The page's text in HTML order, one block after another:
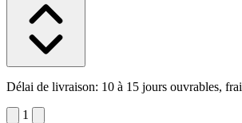
Délai de livraison: 10 à 15 jours ouvrables,
1